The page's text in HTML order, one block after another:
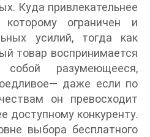
Куда привлекательнее
ограничен и
усилий, тогда как
товар воспринимается
разумеющееся,
даже если по
он превосходит
доступному конкуренту.
выбора бесплатного